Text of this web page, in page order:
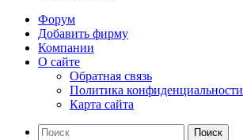
Форум
Добавить фирму
Компании
О сайте
Обратная связь
Политика конфиденциальности
Карта сайта
Поиск